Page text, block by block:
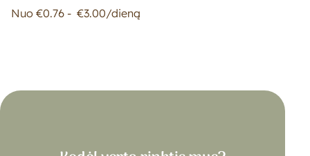
Nuo €0.76 - €3.00/dieną